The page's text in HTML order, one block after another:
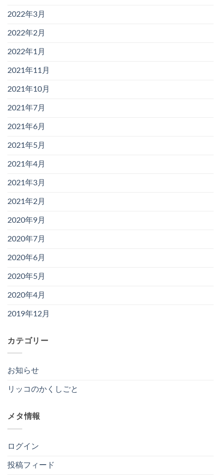
2022年3月
2022年2月
2022年1月
2021年11月
2021年10月
2021年7月
2021年6月
2021年5月
2021年4月
2021年3月
2021年2月
2020年9月
2020年7月
2020年6月
2020年5月
2020年4月
2019年12月
カテゴリー
お知らせ
リッコのかくしごと
メタ情報
ログイン
投稿フィード